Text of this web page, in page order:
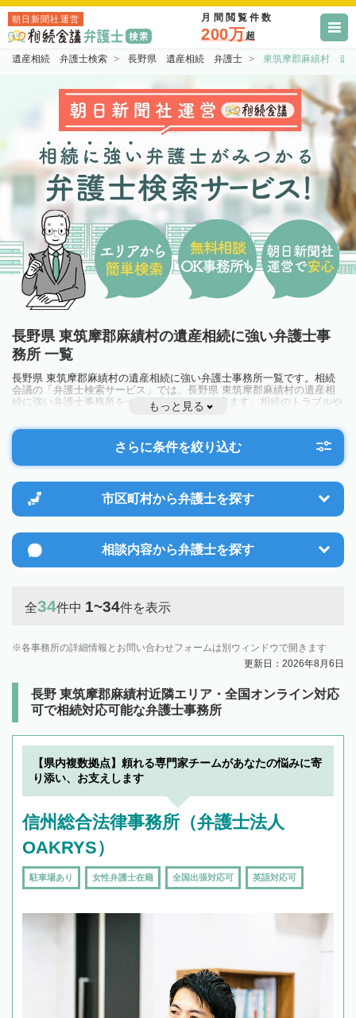
朝日新聞社運営 月間閲覧件数
200万超
遺産相続 弁護士検索 長野県 遺産相続 弁護士 東筑摩郡麻績村 遺
長野県 東筑摩郡麻績村の遺産相続に強い弁護士事
務所 一覧
長野県 東筑摩郡麻績村の遺産相続に強い弁護士事務所一覧です。相続
会議の「弁護士検索サービス」では、長野県 東筑摩郡麻績村の遺産相
続に強い弁護士事務所を一覧で見ることが出来ます。相続のトラブルや
お悩みを抱えている方は一度近隣の弁護士に相談してみましょう。
もっと見る
さらに条件を絞り込む
市区町村から弁護士を探す
相談内容から弁護士を探す
全34件中 1~34件を表示
各事務所の詳細情報とお問い合わせフォームは別ウィンドウで開きます
更新日：2026年8月6日
長野 東筑摩郡麻績村近隣エリア・全国オンライン対応
可で相続対応可能な弁護士事務所
【県内複数拠点】頼れる専門家チームがあなたの悩みに寄
り添い、お支えします
信州総合法律事務所（弁護士法人
OAKRYS）
駐車場あり 女性弁護士在籍 全国出張対応可 英語対応可